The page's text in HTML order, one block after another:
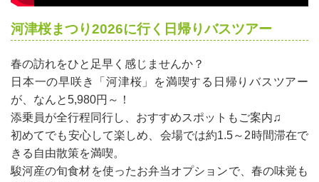
河津桜まつり2026に行く日帰りバスツアー
春の訪れをひと足早く感じませんか？
日本一の早咲き「河津桜」を満喫する日帰りバスツアー
が、なんと5,980円～！
添乗員が全行程同行し、おすすめスポットもご案内♫
初めてでも安心して楽しめ、会場では約1.5～2時間滞在で
きる自由散策を満喫。
駿河産の旬食材を使ったお弁当オプションで、春の味覚も